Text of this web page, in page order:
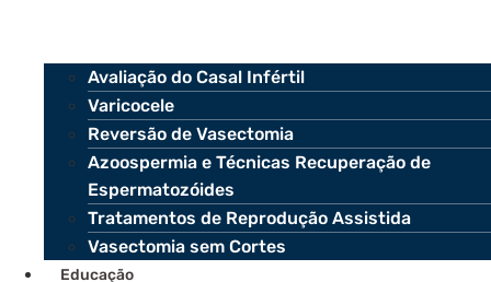
Avaliação do Casal Infértil
Varicocele
Reversão de Vasectomia
Azoospermia e Técnicas Recuperação de
Espermatozóides
Tratamentos de Reprodução Assistida
Vasectomia sem Cortes
Educação